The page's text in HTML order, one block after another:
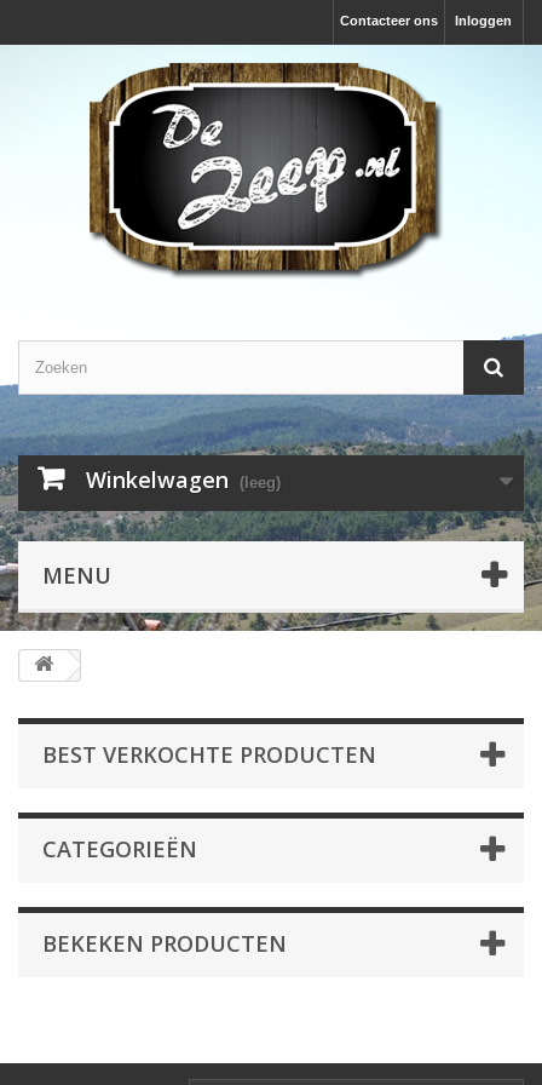
Inloggen
Contacteer ons
Winkelwagen (leeg)
MENU
BEST VERKOCHTE PRODUCTEN
CATEGORIEËN
BEKEKEN PRODUCTEN